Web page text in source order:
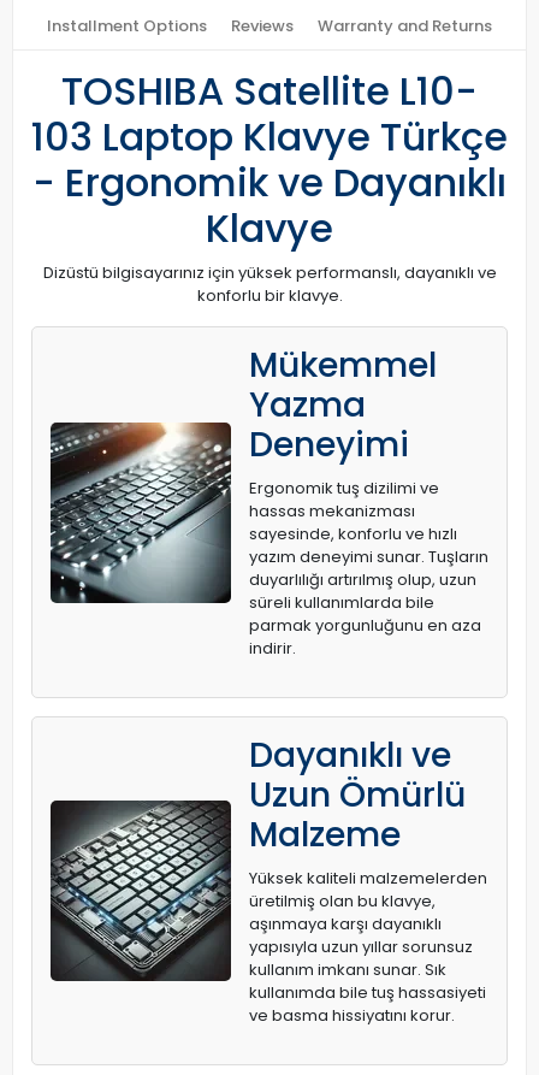
Installment Options Reviews Warranty and Returns
TOSHIBA Satellite L10-
103 Laptop Klavye Türkçe
- Ergonomik ve Dayanıklı
Klavye
Dizüstü bilgisayarınız için yüksek performanslı, dayanıklı ve
konforlu bir klavye.
Mükemmel
Yazma
Deneyimi
Ergonomik tuş dizilimi ve
hassas mekanizması
sayesinde, konforlu ve hızlı
yazım deneyimi sunar. Tuşların
duyarlılığı artırılmış olup, uzun
süreli kullanımlarda bile
parmak yorgunluğunu en aza
indirir.
Dayanıklı ve
Uzun Ömürlü
Malzeme
Yüksek kaliteli malzemelerden
üretilmiş olan bu klavye,
aşınmaya karşı dayanıklı
yapısıyla uzun yıllar sorunsuz
kullanım imkanı sunar. Sık
kullanımda bile tuş hassasiyeti
ve basma hissiyatını korur.